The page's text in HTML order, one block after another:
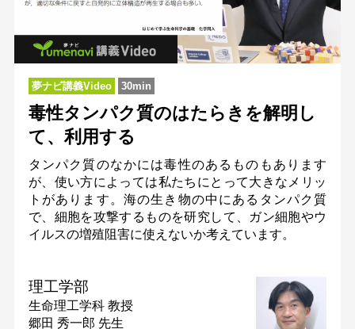
夢ナビ講義Video 30min
毒性タンパク質のはたらきを解明し
て、利用する
タンパク質のなかには毒性のあるものもあります
が、使い方によっては私たちにとって大きなメリッ
トがあります。海の生き物の中にあるタンパク質
で、細胞を攻撃するものを研究して、ガン細胞やウ
イルスの増殖阻害に使えないか考えています。
理工学部
生命理工学科 教授
郷田 秀一郎 先生